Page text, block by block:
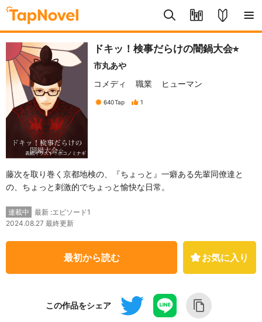
表紙イラスト：ホコノミナギ
ドキッ！検事だらけの闇鍋大会⭐︎
市丸あや
コメディ
職業 ヒューマン
640Tap 1
藤次を取り巻く京都地検の、『ちょっと』一癖ある先輩同僚達と
の、ちょっと刺激的でちょっと愉快な日常。
連載中
最新 :エピソード1
2024.08.27 最終更新
最初から読む お気に入り
この作品をシェア